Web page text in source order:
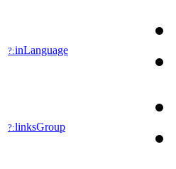
?:inLanguage
?:linksGroup